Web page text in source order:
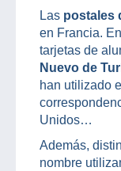
Las postales
en Francia.
tarjetas de
Nuevo de
han utilizado
Unidos…
Además,
nombre